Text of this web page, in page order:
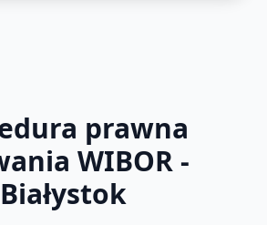
prawna
WIBOR -
Białystok